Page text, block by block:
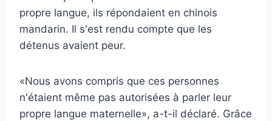
propre langue, ils répondaient en chinois
mandarin. Il s'est rendu compte que les
détenus avaient peur.
«Nous avons compris que ces personnes
n'étaient même pas autorisées à parler leur
propre langue maternelle», a-t-il déclaré. Grâce